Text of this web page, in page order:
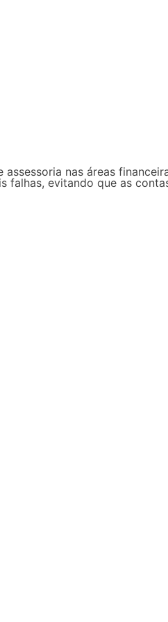
nas áreas
falhas, evitando que as